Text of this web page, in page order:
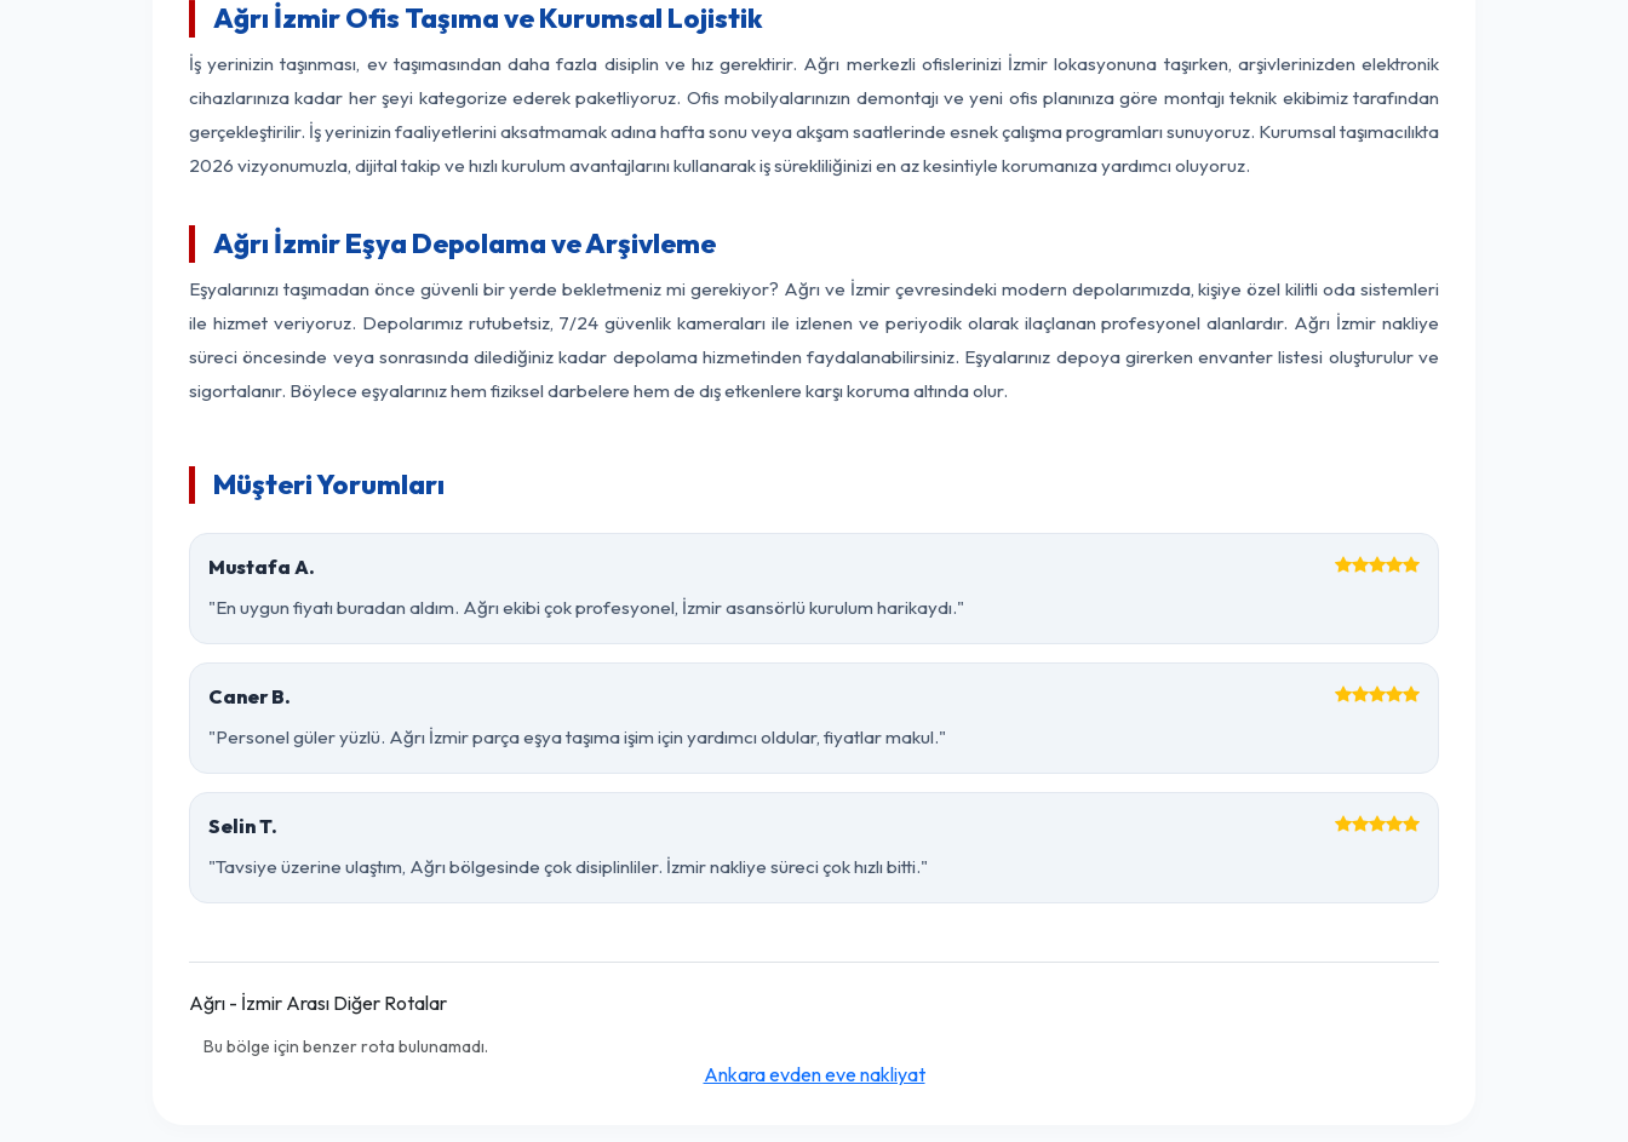
Ağrı İzmir Ofis Taşıma ve Kurumsal Lojistik
İş yerinizin taşınması, ev taşımasından daha fazla disiplin ve hız gerektirir. Ağrı merkezli ofislerinizi İzmir lokasyonuna taşırken, arşivlerinizden elektronik
cihazlarınıza kadar her şeyi kategorize ederek paketliyoruz. Ofis mobilyalarınızın demontajı ve yeni ofis planınıza göre montajı teknik ekibimiz tarafından
gerçekleştirilir. İş yerinizin faaliyetlerini aksatmamak adına hafta sonu veya akşam saatlerinde esnek çalışma programları sunuyoruz. Kurumsal taşımacılıkta
2026 vizyonumuzla, dijital takip ve hızlı kurulum avantajlarını kullanarak iş sürekliliğinizi en az kesintiyle korumanıza yardımcı oluyoruz.
Ağrı İzmir Eşya Depolama ve Arşivleme
Eşyalarınızı taşımadan önce güvenli bir yerde bekletmeniz mi gerekiyor? Ağrı ve İzmir çevresindeki modern depolarımızda, kişiye özel kilitli oda sistemleri
ile hizmet veriyoruz. Depolarımız rutubetsiz, 7/24 güvenlik kameraları ile izlenen ve periyodik olarak ilaçlanan profesyonel alanlardır. Ağrı İzmir nakliye
süreci öncesinde veya sonrasında dilediğiniz kadar depolama hizmetinden faydalanabilirsiniz. Eşyalarınız depoya girerken envanter listesi oluşturulur ve
sigortalanır. Böylece eşyalarınız hem fiziksel darbelere hem de dış etkenlere karşı koruma altında olur.
Müşteri Yorumları
Mustafa A.
"En uygun fiyatı buradan aldım. Ağrı ekibi çok profesyonel, İzmir asansörlü kurulum harikaydı."
Caner B.
"Personel güler yüzlü. Ağrı İzmir parça eşya taşıma işim için yardımcı oldular, fiyatlar makul."
Selin T.
"Tavsiye üzerine ulaştım, Ağrı bölgesinde çok disiplinliler. İzmir nakliye süreci çok hızlı bitti."
Ağrı - İzmir Arası Diğer Rotalar
Bu bölge için benzer rota bulunamadı.
Ankara evden eve nakliyat